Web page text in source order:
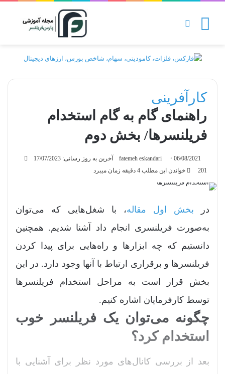
منو
کارآفرینی
راهنمای گام به گام استخدام
فریلنسرها/ بخش دوم
fatemeh eskandari 06/08/2021
آخرین به روز رسانی: 17/07/2023
201
خواندن این مطلب 4 دقیقه زمان میبرد
در بخش اول مقاله، با شغل‌هایی که می‌توان
به‌صورت فریلنسری انجام داد آشنا شدیم. همچنین
دانستیم که چه ابزارها و راه‌هایی برای پیدا کردن
فریلنسرها و برقراری ارتباط با آنها وجود دارد. در این
بخش قرار است به مراحل استخدام فریلنسرها
توسط کارفرمایان اشاره کنیم.
چگونه می‌توان یک فریلنسر خوب
استخدام کرد؟
بعد از بررسی کانال‌های مورد نظر برای آشنایی با